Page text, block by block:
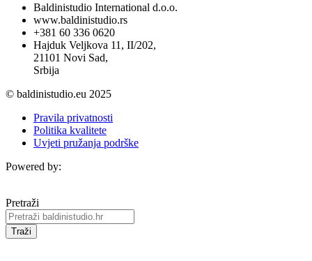
Baldinistudio International d.o.o.
www.baldinistudio.rs
+381 60 336 0620
Hajduk Veljkova 11, II/202,
21101 Novi Sad,
Srbija
© baldinistudio.eu 2025
Pravila privatnosti
Politika kvalitete
Uvjeti pružanja podrške
Powered by:
Pretraži
Traži